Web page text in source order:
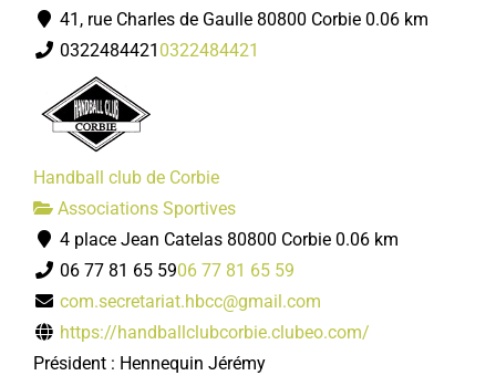
41, rue Charles de Gaulle 80800 Corbie 0.06 km
0322484421 0322484421
Handball club de Corbie
Associations Sportives
4 place Jean Catelas 80800 Corbie 0.06 km
06 77 81 65 5906 77 81 65 59
com.secretariat.hbcc@gmail.com
https://handballclubcorbie.clubeo.com/
Président : Hennequin Jérémy